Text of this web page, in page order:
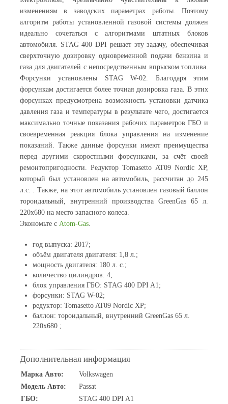
изменениям в заводских параметрах работы. Поэтому
алгоритм работы установленной газовой системы должен
идеально сочетаться с алгоритмами штатных блоков
автомобиля. STAG 400 DPI решает эту задачу, обеспечивая
сверхточную дозировку одновременной подачи бензина и
газа для двигателей с непосредственным впрыском топлива.
Форсунки установлены STAG W-02. Благодаря этим
форсункам достигается более точная дозировка газа. В этих
форсунках предусмотрена возможность установки датчика
давления газа и температуры в результате чего, достигается
максимально точные показания рабочих параметров ГБО и
своевременная реакция блока управления на изменение
показаний. Также данные форсунки имеют преимущества
перед другими скоростными форсунками, за счёт своей
ремонтопригодности. Редуктор Tomasetto AT09 Nordic XP,
который был установлен на автомобиль, рассчитан до 245
л.с. . Также, на этот автомобиль установлен газовый баллон
тороидальный, внутренний производства GreenGas 65 л.
220x680 на место запасного колеса.
Экономьте с Atom-Gas.
год выпуска: 2017;
объём двигателя двигателя: 1,8 л.;
мощность двигателя: 180 л. с.;
количество цилиндров: 4;
блок управления ГБО: STAG 400 DPI A1;
форсунки: STAG W-02;
редуктор: Tomasetto AT09 Nordic XP;
баллон: тороидальный, внутренний GreenGas 65 л.
220x680 ;
Дополнительная информация
Марка Авто:
Volkswagen
Модель Авто:
Passat
ГБО:
STAG 400 DPI A1